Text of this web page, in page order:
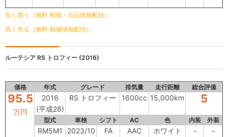
安く買う（無料 相場・出品情報配信）
高く売る（無料 相場情報配信）
ルーテシア RS トロフィー (2016)
価格 年式 グレード 排気量 走行距離 総合評価
95.5
万円
2016
(平成28)
RS トロフィー 1600cc 15,000km 5
型式 車検 シフト AC 色 内装 外装
RM5M1 2023/10 FA AAC ホワイト - -